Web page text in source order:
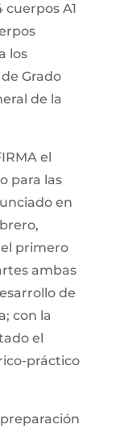
A1
los
Grado
de la
el
para las
en
primero
ambas
de
con la
el
práctico